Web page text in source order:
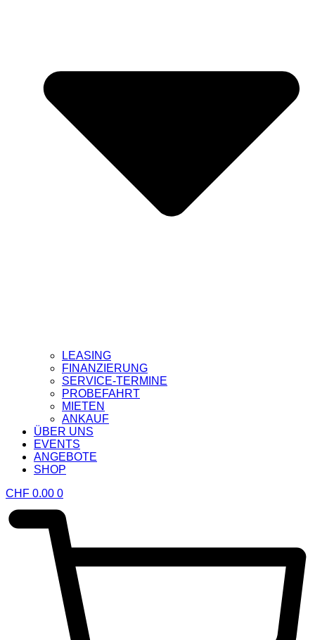
LEASING
FINANZIERUNG
SERVICE-TERMINE
PROBEFAHRT
MIETEN
ANKAUF
ÜBER UNS
EVENTS
ANGEBOTE
SHOP
CHF 0.00 0